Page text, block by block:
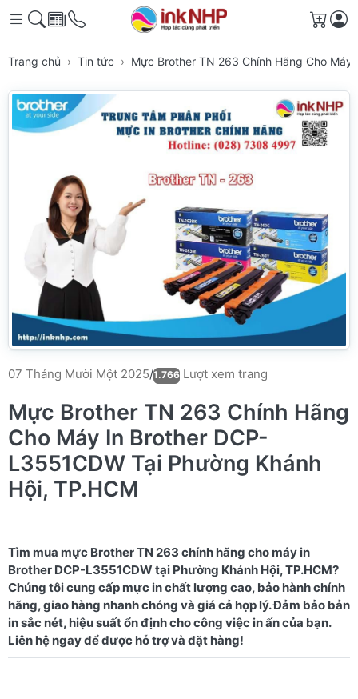
Giỏ
Trang chủ Tin tức Mực Brother TN 263 Chính Hãng Cho Máy
07 Tháng Mười Một 2025/1.766 Lượt xem trang
Mực Brother TN 263 Chính Hãng
Cho Máy In Brother DCP-
L3551CDW Tại Phường Khánh
Hội, TP.HCM
Tìm mua mực Brother TN 263 chính hãng cho máy in
Brother DCP-L3551CDW tại Phường Khánh Hội, TP.HCM?
Chúng tôi cung cấp mực in chất lượng cao, bảo hành chính
hãng, giao hàng nhanh chóng và giá cả hợp lý. Đảm bảo bản
in sắc nét, hiệu suất ổn định cho công việc in ấn của bạn.